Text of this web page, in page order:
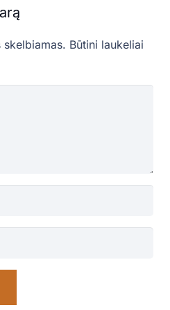
skelbiamas. Būtini laukeliai